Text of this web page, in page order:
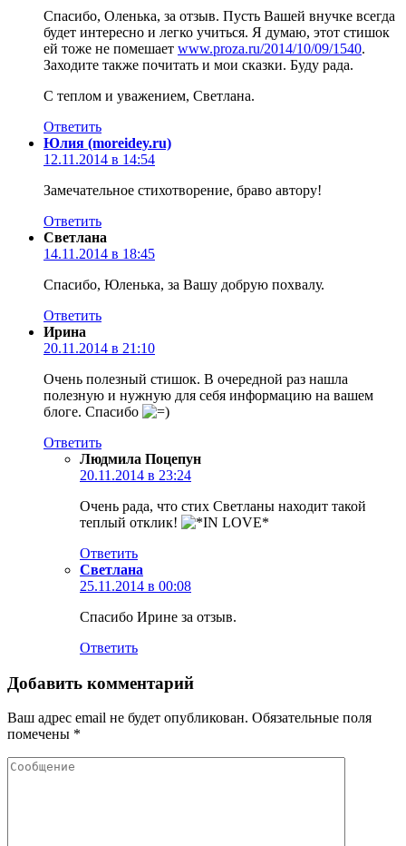
Спасибо, Оленька, за отзыв. Пусть Вашей внучке всегда
будет интересно и легко учиться. Я думаю, этот стишок
ей тоже не помешает www.proza.ru/2014/10/09/1540.
Заходите также почитать и мои сказки. Буду рада.
С теплом и уважением, Светлана.
Ответить
Юлия (moreidey.ru)
12.11.2014 в 14:54
Замечательное стихотворение, браво автору!
Ответить
Светлана
14.11.2014 в 18:45
Спасибо, Юленька, за Вашу добрую похвалу.
Ответить
Ирина
20.11.2014 в 21:10
Очень полезный стишок. В очередной раз нашла
полезную и нужную для себя информацию на вашем
блоге. Спасибо
Ответить
Людмила Поцепун
20.11.2014 в 23:24
Очень рада, что стих Светланы находит такой
теплый отклик!
Ответить
Светлана
25.11.2014 в 00:08
Спасибо Ирине за отзыв.
Ответить
Добавить комментарий
Ваш адрес email не будет опубликован. Обязательные поля
помечены *